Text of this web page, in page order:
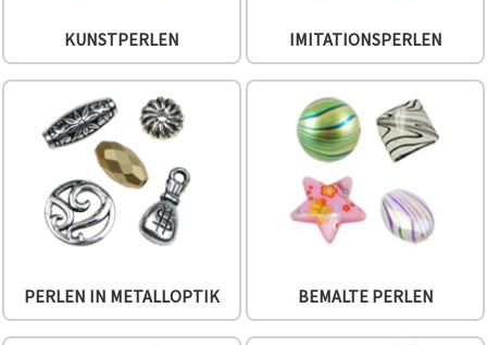
Cookie-
Einstellungen
KUNSTPERLEN IMITATIONSPERLEN
PERLEN IN METALLOPTIK BEMALTE PERLEN